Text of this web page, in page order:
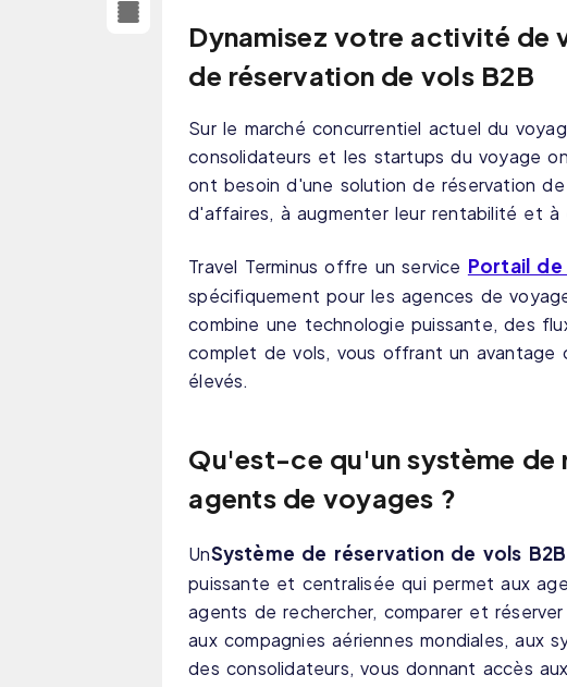
Dynamisez votre activité de
de réservation de vols B2B
Sur le marché concurrentiel actuel du
consolidateurs et les startups du voyage
ont besoin d'une solution de réservation
d'affaires, à augmenter leur rentabilité et à
Travel Terminus offre un service Portail
spécifiquement pour les agences de
combine une technologie puissante, des
complet de vols, vous offrant un avantage
élevés.
Qu'est-ce qu'un système de
agents de voyages ?
UnSystème de réservation de vols
puissante et centralisée qui permet aux
agents de rechercher, comparer et
aux compagnies aériennes mondiales, aux
des consolidateurs, vous donnant accès